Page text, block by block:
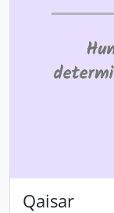
Qaisar